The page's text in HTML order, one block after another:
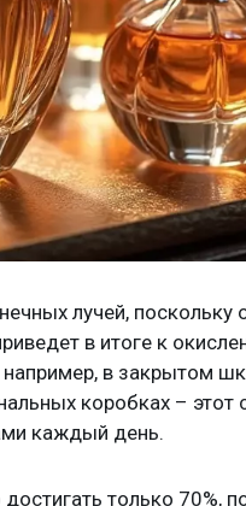
лучей, поскольку
в итоге к
в закрытом
коробках – этот
каждый день.
только 70%,